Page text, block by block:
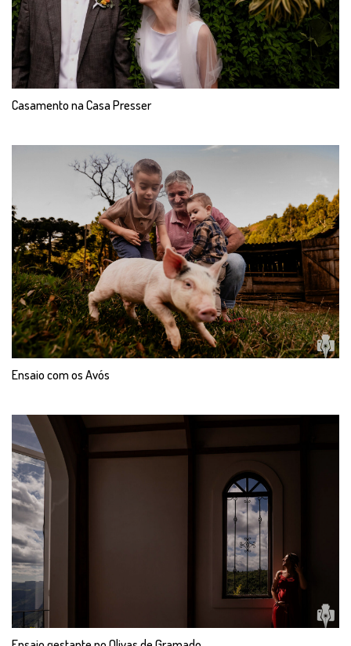
Casamento na Casa Presser
Ensaio com os Avós